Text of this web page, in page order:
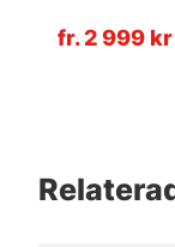
fr. 2 999 kr